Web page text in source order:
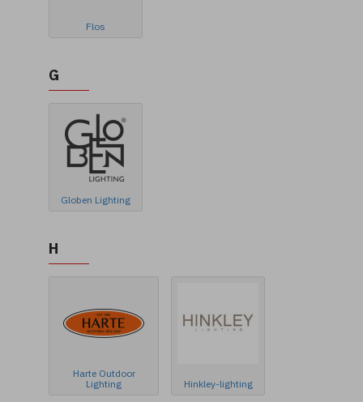
Flos
G
Globen Lighting
H
Harte Outdoor
Lighting
Hinkley-lighting